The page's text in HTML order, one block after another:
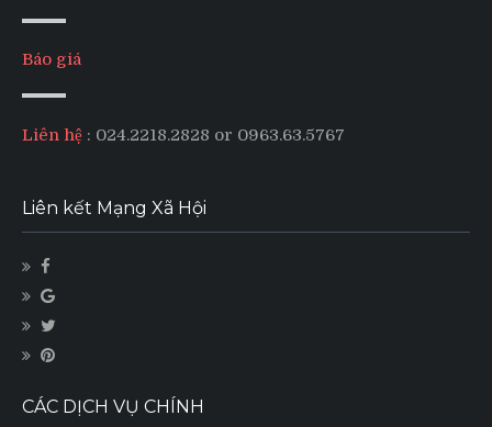
Báo giá
Liên hệ : 024.2218.2828 or 0963.63.5767
Liên kết Mạng Xã Hội
CÁC DỊCH VỤ CHÍNH